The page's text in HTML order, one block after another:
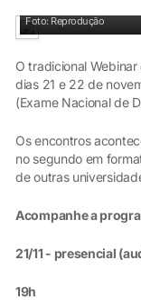
Foto: Reprodução
O tradicional
dias 21 e 22 de
(Exame Nacional de
Os encontros
no segundo em
de outras
Acompanhe a
21/11 - presencial
19h